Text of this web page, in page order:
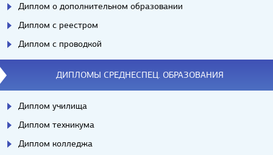
Диплом о дополнительном образовании
Диплом с реестром
Диплом с проводкой
ДИПЛОМЫ СРЕДНЕСПЕЦ. ОБРАЗОВАНИЯ
Диплом училища
Диплом техникума
Диплом колледжа